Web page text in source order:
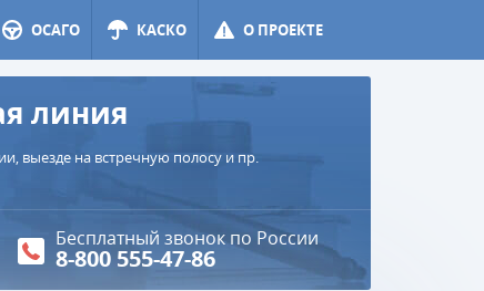
ОСАГО КАСКО О ПРОЕКТЕ
линия
выезде на встречную полосу и пр.
Бесплатный звонок по России
8-800 555-47-86